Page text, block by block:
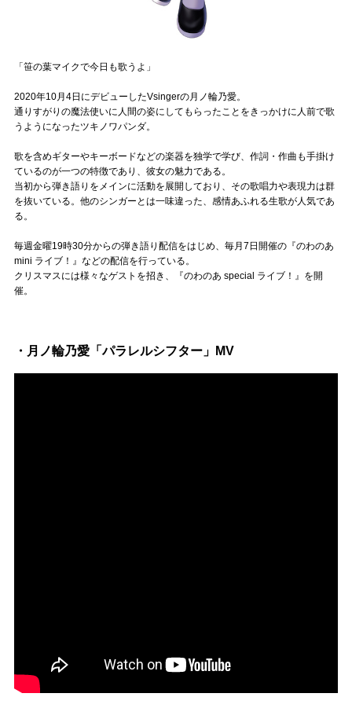
「笹の葉マイクで今日も歌うよ」
2020年10月4日にデビューしたVsingerの月ノ輪乃愛。
通りすがりの魔法使いに人間の姿にしてもらったことをきっかけに人前で歌
うようになったツキノワパンダ。
歌を含めギターやキーボードなどの楽器を独学で学び、作詞・作曲も手掛け
ているのが一つの特徴であり、彼女の魅力である。
当初から弾き語りをメインに活動を展開しており、その歌唱力や表現力は群
を抜いている。他のシンガーとは一味違った、感情あふれる生歌が人気であ
る。
毎週金曜19時30分からの弾き語り配信をはじめ、毎月7日開催の『のわのあ
mini ライブ！』などの配信を行っている。
クリスマスには様々なゲストを招き、『のわのあ special ライブ！』を開
催。
・月ノ輪乃愛「パラレルシフター」MV